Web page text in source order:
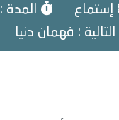
المدة :
التالية : فهمان دنيا